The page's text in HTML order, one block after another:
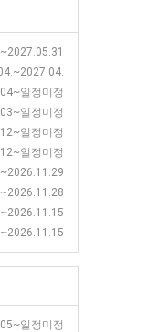
일정미정
일정미정
일정미정
일정미정
일정미정